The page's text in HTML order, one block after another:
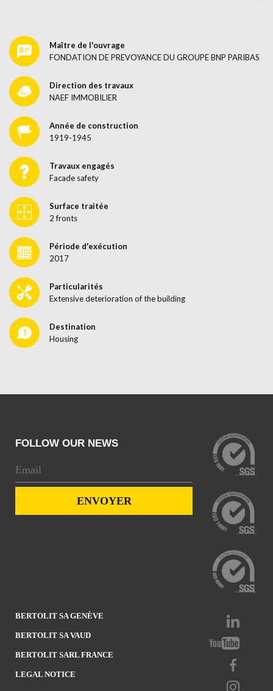
Maître de l'ouvrage
FONDATION DE PREVOYANCE DU GROUPE BNP PARIBAS
Direction des travaux
NAEF IMMOBILIER
Année de construction
1919-1945
Travaux engagés
Facade safety
Surface traitée
2 fronts
Période d'exécution
2017
Particularités
Extensive deterioration of the building
Destination
Housing
BERTOLIT SA GENÈVE
BERTOLIT SA VAUD
BERTOLIT SARL FRANCE
LEGAL NOTICE
FOLLOW OUR NEWS